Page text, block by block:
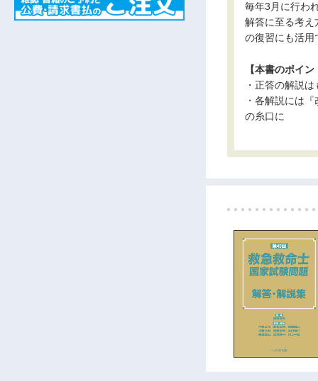
毎年3月に行わ
解答に至る考え
の復習にも活用
【本書のポイン
・正答の解説
・各解説には
の糸口に